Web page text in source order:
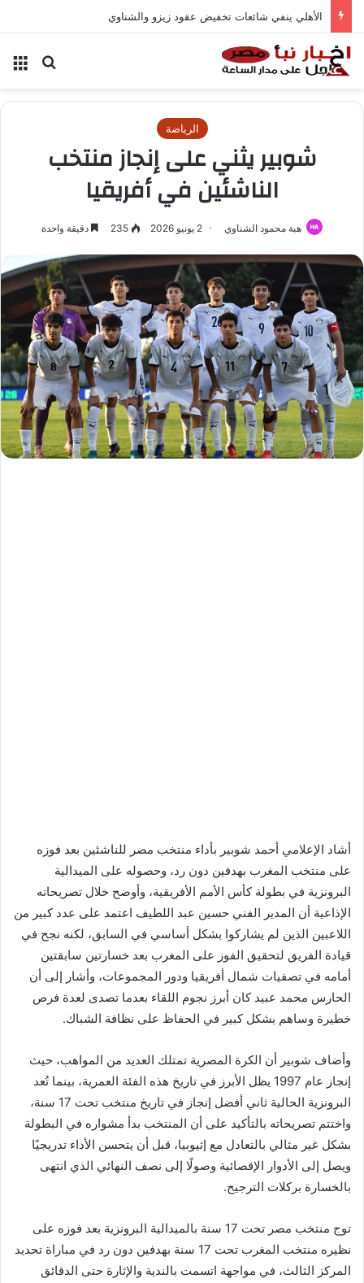
الأهلي ينفي شائعات تخفيض عقود زيزو والشناوي
بحث
الرياضة
شوبير يثني على إنجاز منتخب
الناشئين في أفريقيا
هبة محمود الشناوي 2 يونيو 2026 235 دقيقة واحدة
أشاد الإعلامي أحمد شوبير بأداء منتخب مصر للناشئين بعد فوزه
على منتخب المغرب بهدفين دون رد، وحصوله على الميدالية
البرونزية في بطولة كأس الأمم الأفريقية، وأوضح خلال تصريحاته
الإذاعية أن المدير الفني حسين عبد اللطيف اعتمد على عدد كبير من
اللاعبين الذين لم يشاركوا بشكل أساسي في السابق، لكنه نجح في
قيادة الفريق لتحقيق الفوز على المغرب بعد خسارتين سابقتين
أمامه في تصفيات شمال أفريقيا ودور المجموعات، وأشار إلى أن
الحارس محمد عبيد كان أبرز نجوم اللقاء بعدما تصدى لعدة فرص
خطيرة وساهم بشكل كبير في الحفاظ على نظافة الشباك.
وأضاف شوبير أن الكرة المصرية تمتلك العديد من المواهب، حيث
إنجاز عام 1997 يظل الأبرز في تاريخ هذه الفئة العمرية، بينما تُعد
البرونزية الحالية ثاني أفضل إنجاز في تاريخ منتخب تحت 17 سنة،
واختتم تصريحاته بالتأكيد على أن المنتخب بدأ مشواره في البطولة
بشكل غير مثالي بالتعادل مع إثيوبيا، قبل أن يتحسن الأداء تدريجيًا
ويصل إلى الأدوار الإقصائية وصولًا إلى نصف النهائي الذي انتهى
بالخسارة بركلات الترجيح.
توج منتخب مصر تحت 17 سنة بالميدالية البرونزية بعد فوزه على
نظيره منتخب المغرب تحت 17 سنة بهدفين دون رد في مباراة تحديد
المركز الثالث، في مواجهة اتسمت بالندية والإثارة حتى الدقائق